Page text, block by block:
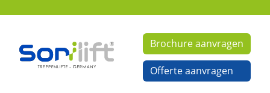
Brochure aanvragen
Offerte aanvragen